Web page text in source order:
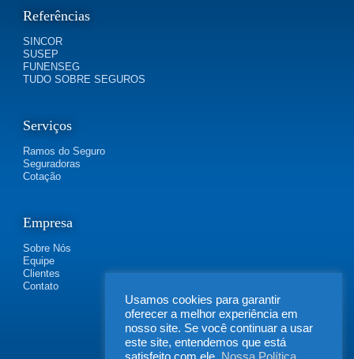
Referências
SINCOR
SUSEP
FUNENSEG
TUDO SOBRE SEGUROS
Serviços
Ramos do Seguro
Seguradoras
Cotação
Empresa
Sobre Nós
Equipe
Clientes
Contato
Usamos cookies para garantir
oferecer a melhor experiência em
nosso site. Se você continuar a usar
este site, entendemos que está